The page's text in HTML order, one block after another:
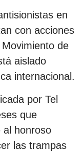
en
con acciones
de
aislado
internacional.
por Tel
que
al honroso
las trampas